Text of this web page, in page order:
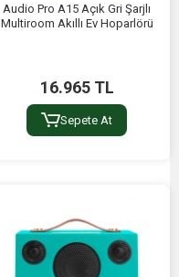
Audio Pro A15 Açık Gri Şarjlı
Multiroom Akıllı Ev Hoparlörü
16.965 TL
Sepete At